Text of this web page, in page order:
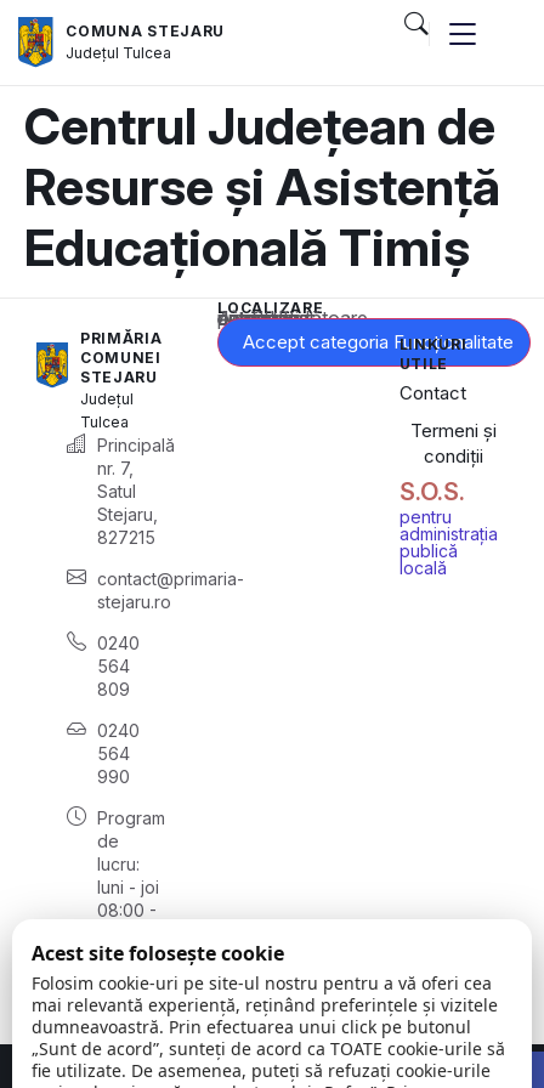
COMUNA STEJARU
Județul Tulcea
Centrul Județean de
Resurse și Asistență
Educațională Timiș
PRIMĂRIA
COMUNEI
STEJARU
Județul
Tulcea
Principală
nr. 7,
Satul
Stejaru,
827215
contact@primaria-
stejaru.ro
0240
564
809
0240
564
990
Program
de
lucru:
luni - joi
08:00 -
vineri
08:00 -
14:00
LOCALIZARE
Acest conținut este blocat până când acceptați categoria corespunzătoare de cookie-uri.
Accept categoria Funcționalitate
LINKURI
UTILE
Contact
Termeni și
condiții
S.O.S.
pentru
administrația
publică
locală
Acest site folosește cookie
Folosim cookie-uri pe site-ul nostru pentru a vă oferi cea
mai relevantă experiență, reținând preferințele și vizitele
dumneavoastră. Prin efectuarea unui click pe butonul
„Sunt de acord”, sunteți de acord ca TOATE cookie-urile să
fie utilizate. De asemenea, puteți să refuzați cookie-urile